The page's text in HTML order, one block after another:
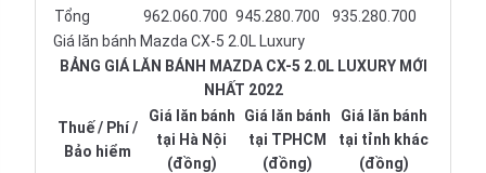
Tổng
962.060.700 945.280.700
935.280.700
Giá lăn bánh Mazda CX-5 2.0L Luxury
BẢNG GIÁ LĂN BÁNH MAZDA CX-5 2.0L LUXURY MỚI
NHẤT 2022
Thuế / Phí /
Bảo hiểm
Giá lăn bánh
tại Hà Nội
(đồng)
Giá lăn bánh
tại TPHCM
(đồng)
Giá lăn bánh
tại tỉnh khác
(đồng)